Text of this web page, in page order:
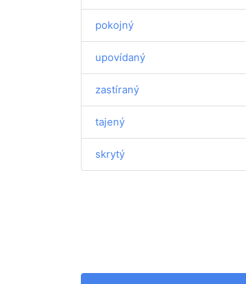
pokojný
upovídaný
zastíraný
tajený
skrytý